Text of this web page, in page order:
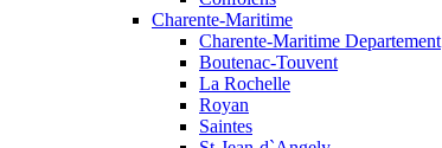
Charente-Maritime
Charente-Maritime Departement
Boutenac-Touvent
La Rochelle
Royan
Saintes